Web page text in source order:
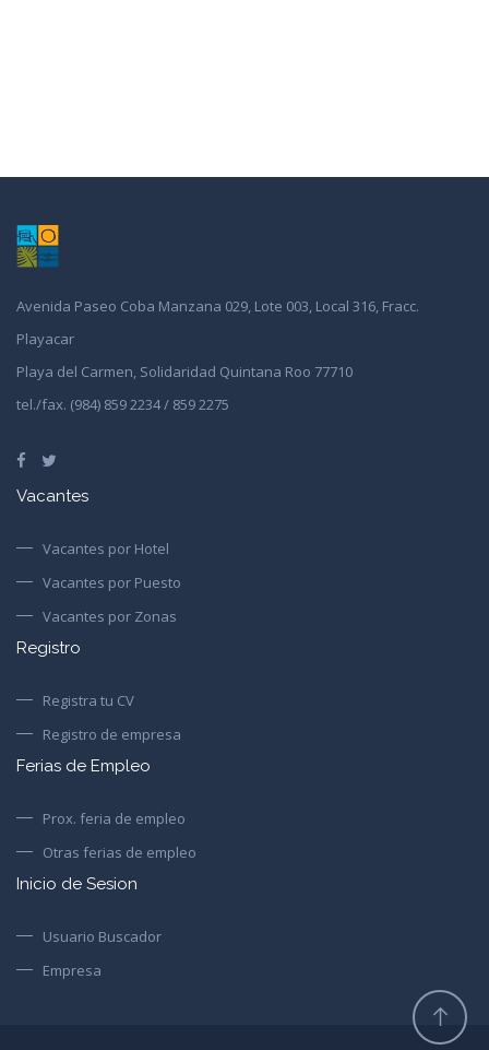
Avenida Paseo Coba Manzana 029, Lote 003, Local 316, Fracc.
Playacar
Playa del Carmen, Solidaridad Quintana Roo 77710
tel./fax. (984) 859 2234 / 859 2275
Vacantes
Vacantes por Hotel
Vacantes por Puesto
Vacantes por Zonas
Registro
Registra tu CV
Registro de empresa
Ferias de Empleo
Prox. feria de empleo
Otras ferias de empleo
Inicio de Sesion
Usuario Buscador
Empresa